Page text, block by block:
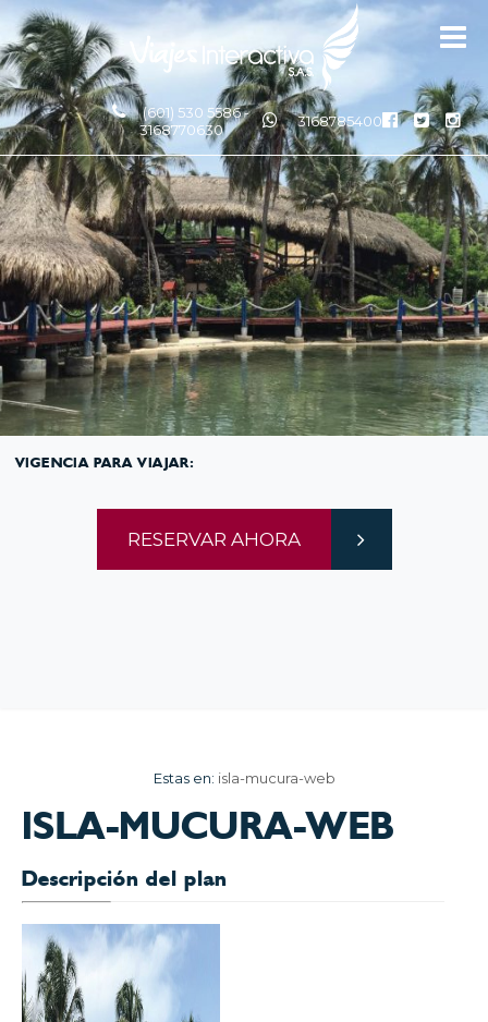
(601) 530 5586 -
3168770630
3168785400
Estas en: isla-mucura-web
ISLA-MUCURA-WEB
Descripción del plan
VIGENCIA PARA VIAJAR:
RESERVAR AHORA